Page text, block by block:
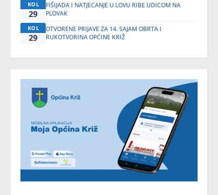
KOL
29
FIŠIJADA I NATJECANJE U LOVU RIBE UDICOM NA
PLOVAK
KOL
29
OTVORENE PRIJAVE ZA 14. SAJAM OBRTA I
RUKOTVORINA OPĆINE KRIŽ